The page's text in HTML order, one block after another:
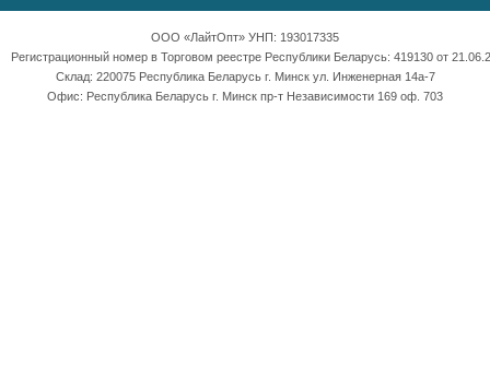
ООО «ЛайтОпт» УНП: 193017335
Регистрационный номер в Торговом реестре Республики Беларусь: 419130 от
Склад: 220075 Республика Беларусь г. Минск ул. Инженерная 14а-7
Офис: Республика Беларусь г. Минск пр-т Независимости 169 оф. 703